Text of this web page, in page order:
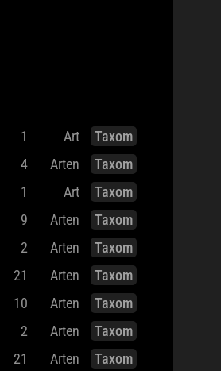
1 Art
Taxom
4 Arten
Taxom
1 Art
Taxom
9 Arten
Taxom
2 Arten
Taxom
21 Arten
Taxom
10 Arten
Taxom
2 Arten
Taxom
21 Arten
Taxom